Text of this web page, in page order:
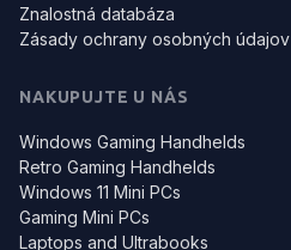
Znalostná databáza
Zásady ochrany osobných údajov
NAKUPUJTE U NÁS
Windows Gaming Handhelds
Retro Gaming Handhelds
Windows 11 Mini PCs
Gaming Mini PCs
Laptops and Ultrabooks